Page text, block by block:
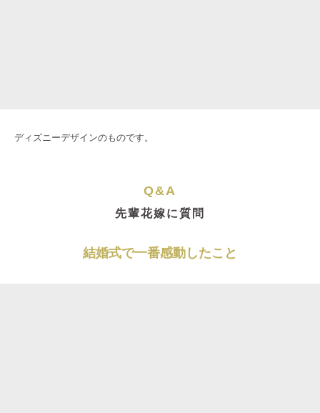
ディズニーデザインのものです。
Q&A
先輩花嫁に質問
結婚式で一番感動したこと